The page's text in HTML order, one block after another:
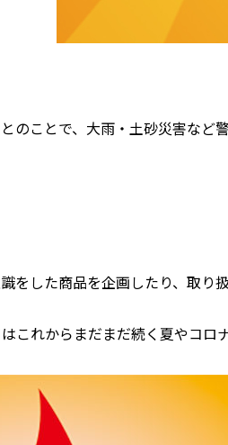
のことで、大雨・ 土砂災害など
をした商品を企画したり、取り
これからまだまだ続く夏やコロ